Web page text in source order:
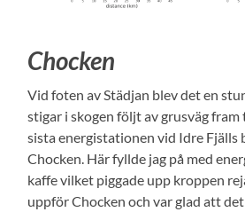
Chocken
Vid foten av Städjan blev det en
stigar i skogen följt av grusväg
sista energistationen vid Idre Fjälls
Chocken. Här fyllde jag på med
kaffe vilket piggade upp kroppen
uppför Chocken och var glad att